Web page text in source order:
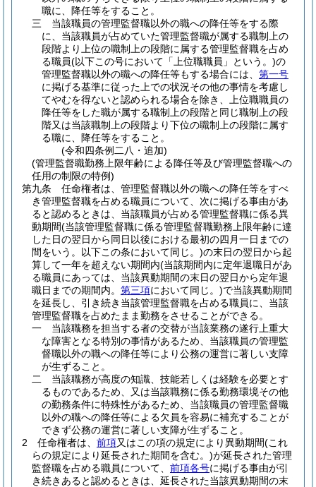
職に、降任等をすること。
三
当該職員の管理監督職以外の職への降任等をする際
に、当該職員が占めていた管理監督職が属する職制上の
段階より上位の職制上の段階に属する管理監督職を占め
る職員(以下この号において「上位職職員」という。)の
管理監督職以外の職への降任等もする場合には、 第一号
に掲げる基準に従った上での状況その他の事情を考慮し
てやむを得ないと認められる場合を除き、上位職職員の
降任等をした職が属する職制上の段階と同じ職制上の段
階又は当該職制上の段階より下位の職制上の段階に属す
る職に、降任等をすること。
(令和四条例二八・追加)
(管理監督職勤務上限年齢による降任等及び管理監督職への
任用の制限の特例)
第九条
任命権者は、管理監督職以外の職への降任等をすべ
き管理監督職を占める職員について、次に掲げる事由があ
ると認めるときは、当該職員が占める管理監督職に係る異
動期間(当該管理監督職に係る管理監督職勤務上限年齢に達
した日の翌日から同日以後における最初の四月一日までの
間をいう。以下この条において同じ。)の末日の翌日から起
算して一年を超えない期間内(当該期間内に定年退職日があ
る職員にあっては、当該異動期間の末日の翌日から定年退
職日までの期間内。 第三項において同じ。)で当該異動期間
を延長し、引き続き当該管理監督職を占める職員に、当該
管理監督職を占めたまま勤務をさせることができる。
一
当該職務を担当する者の交替が当該業務の遂行上重大
な障害となる特別の事情があるため、当該職員の管理監
督職以外の職への降任等により公務の運営に著しい支障
が生ずること。
二
当該職務が高度の知識、技能若しくは経験を必要とす
るものであるため、又は当該職務に係る勤務環境その他
の勤務条件に特殊性があるため、当該職員の管理監督職
以外の職への降任等による欠員を容易に補充することが
できず公務の運営に著しい支障が生ずること。
2
任命権者は、 前項又はこの項の規定により異動期間(これ
らの規定により延長された期間を含む。)が延長された管理
監督職を占める職員について、 前項各号に掲げる事由が引
き続きあると認めるときは、延長された当該異動期間の末